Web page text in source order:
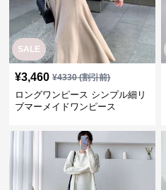
SALE
¥3,460 ¥4330(割引前)
ロングワンピース シンプル細リ
ブマーメイドワンピース